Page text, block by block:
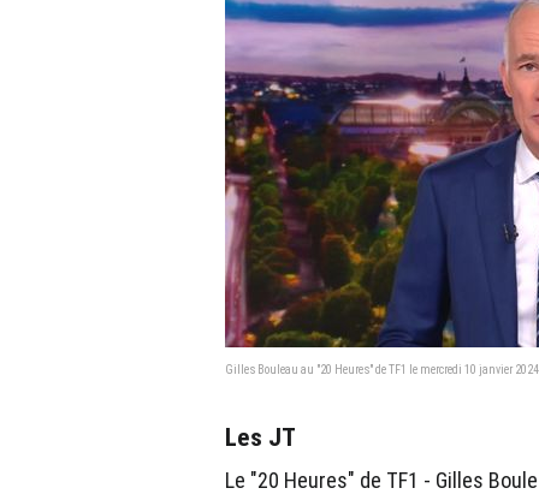
Gilles Bouleau au "20 Heures" de TF1 le mercredi 10 janvier
Les JT
Le "20 Heures" de TF1 - Gilles